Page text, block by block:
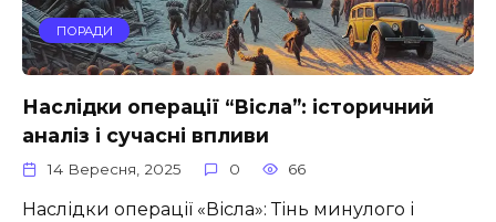
ПОРАДИ
Наслідки операції “Вісла”: історичний
аналіз і сучасні впливи
14 Вересня, 2025 0 66
Наслідки операції «Вісла»: Тінь минулого і